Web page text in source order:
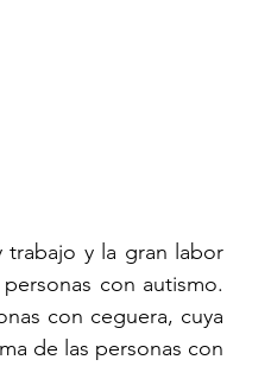
trabajo y la gran labor
con autismo.
con ceguera, cuya
de las personas con